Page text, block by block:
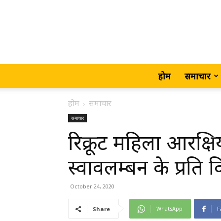
होम समाचार
होम समाचार
समाचार
रिक्रूट महिला
स्वावलम्बन के प्रति
October 24, 2020
Share WhatsApp